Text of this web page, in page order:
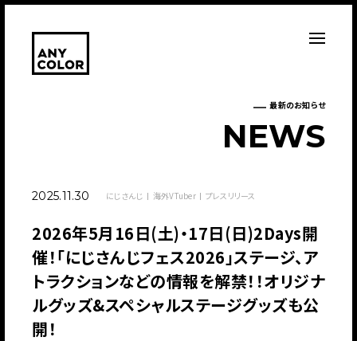
最新のお知らせ
NEWS
2025.11.30 にじさんじ 海外VTuber プレスリリース
2026年5月16日(土)・17日(日)2Days開
催！「にじさんじフェス2026」ステージ、ア
トラクションなどの情報を解禁！！オリジナ
ルグッズ&スペシャルステージグッズも公
開！